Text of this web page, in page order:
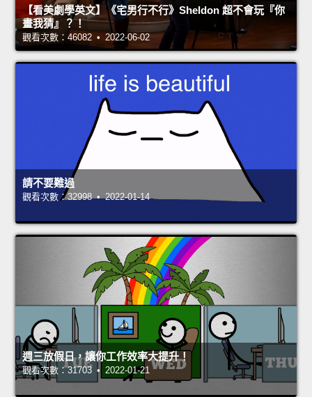
【看美劇學英文】《宅男行不行》Sheldon 超不會玩『你
畫我猜』？！
觀看次數：46082 • 2022-06-02
請不要難過
觀看次數：32998 • 2022-01-14
週三放假日，讓你工作效率大提升！
觀看次數：31703 • 2022-01-21